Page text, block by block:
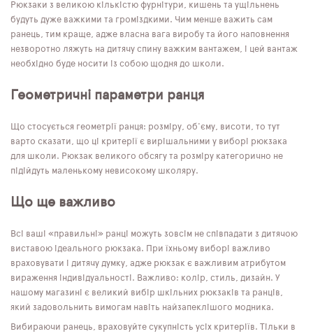
Рюкзаки з великою кількістю фурнітури, кишень та ущільнень
будуть дуже важкими та громіздкими. Чим менше важить сам
ранець, тим краще, адже власна вага виробу та його наповнення
незворотно ляжуть на дитячу спину важким вантажем, і цей вантаж
необхідно буде носити із собою щодня до школи.
Геометричні параметри ранця
Що стосується геометрії ранця: розміру, об'єму, висоти, то тут
варто сказати, що ці критерії є вирішальними у виборі рюкзака
для школи. Рюкзак великого обсягу та розміру категорично не
підійдуть маленькому невисокому школяру.
Що ще важливо
Всі ваші «правильні» ранці можуть зовсім не співпадати з дитячою
виставою ідеального рюкзака. При їхньому виборі важливо
враховувати і дитячу думку, адже рюкзак є важливим атрибутом
вираження індивідуальності. Важливо: колір, стиль, дизайн. У
нашому магазині є великий вибір шкільних рюкзаків та ранців,
який задовольнить вимогам навіть найзапеклішого модника.
Вибираючи ранець, враховуйте сукупність усіх критеріїв. Тільки в